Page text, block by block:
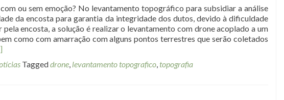
ou sem emoção? No levantamento topográfico para subsidiar a análise
da encosta para garantia da integridade dos dutos, devido à dificuldade
pela encosta, a solução é realizar o levantamento com drone acoplado a um
como com amarração com alguns pontos terrestres que serão coletados
Taggeddrone, levantamento topografico, topografia